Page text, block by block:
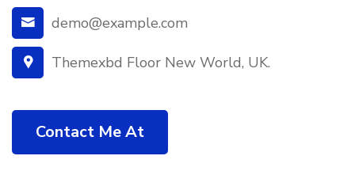
demo@example.com
Themexbd Floor New World, UK.
Contact Me At